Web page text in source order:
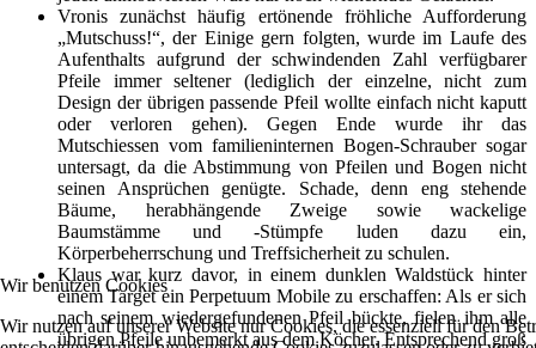
Vronis zunächst häufig ertönende fröhliche Aufforderung
„Mutschuss!“, der Einige gern folgten, wurde im Laufe des
Aufenthalts aufgrund der schwindenden Zahl verfügbarer
Pfeile immer seltener (lediglich der einzelne, nicht zum
Design der übrigen passende Pfeil wollte einfach nicht kaputt
oder verloren gehen). Gegen Ende wurde ihr das
Mutschiessen vom familieninternen Bogen-Schrauber sogar
untersagt, da die Abstimmung von Pfeilen und Bogen nicht
seinen Ansprüchen genügte. Schade, denn eng stehende
Bäume, herabhängende Zweige sowie wackelige
Baumstämme und -Stümpfe luden dazu ein,
Körperbeherrschung und Treffsicherheit zu schulen.
Klaus war kurz davor, in einem dunklen Waldstück hinter
einem Target ein Perpetuum Mobile zu erschaffen: Als er sich
nach seinem wiedergefundenen Pfeil bückte, fielen ihm alle
übrigen Pfeile unbemerkt aus dem Köcher. Entsprechend groß
Wir benutzen Cookies
Wir nutzen auf unserer Website nur Cookies, die essenziell für den